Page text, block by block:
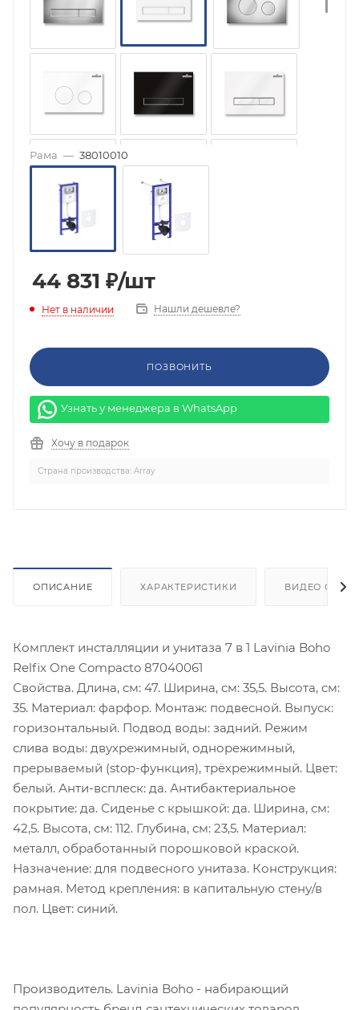
Рама — 38010010
44 831 ₽/шт
Нет в наличии Нашли дешевле?
ПОЗВОНИТЬ
Узнать у менеджера в WhatsApp
Хочу в подарок
Страна производства: Array
ОПИСАНИЕ ХАРАКТЕРИСТИКИ ВИДЕО
Комплект инсталляции и унитаза 7 в 1 Lavinia Boho
Relfix One Compacto 87040061
Свойства. Длина, см: 47. Ширина, см: 35,5. Высота, см:
35. Материал: фарфор. Монтаж: подвесной. Выпуск:
горизонтальный. Подвод воды: задний. Режим
слива воды: двухрежимный, однорежимный,
прерываемый (stop-функция), трёхрежимный. Цвет:
белый. Анти-всплеск: да. Антибактериальное
покрытие: да. Сиденье c крышкой: да. Ширина, см:
42,5. Высота, см: 112. Глубина, см: 23,5. Материал:
металл, обработанный порошковой краской.
Назначение: для подвесного унитаза. Конструкция:
рамная. Метод крепления: в капитальную стену/в
пол. Цвет: синий.
Производитель. Lavinia Boho - набирающий